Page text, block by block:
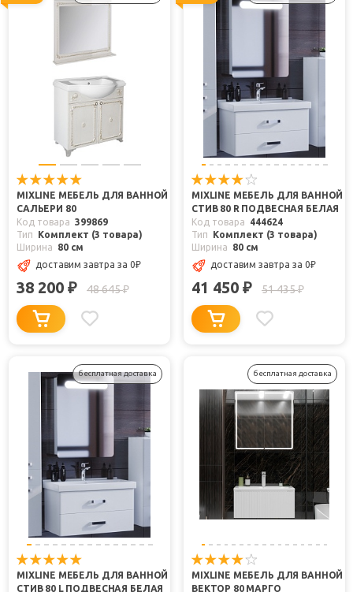
MIXLINE МЕБЕЛЬ ДЛЯ ВАННОЙ
САЛЬЕРИ 80
Код товара 399869
Тип
Комплект (3 товара)
Ширина
80 см
доставим завтра за 0₽
38 200 ₽ 48 645₽
MIXLINE МЕБЕЛЬ ДЛЯ ВАННОЙ
СТИВ 80 R ПОДВЕСНАЯ БЕЛАЯ
Код товара
444624
Тип
Комплект (3 товара)
Ширина
80 см
доставим завтра за 0₽
41 450 ₽ 51 435₽
бесплатная доставка
MIXLINE МЕБЕЛЬ ДЛЯ ВАННОЙ
СТИВ 80 L ПОДВЕСНАЯ БЕЛАЯ
бесплатная доставка
MIXLINE МЕБЕЛЬ ДЛЯ ВАННОЙ
ВЕКТОР 80 МАРГО